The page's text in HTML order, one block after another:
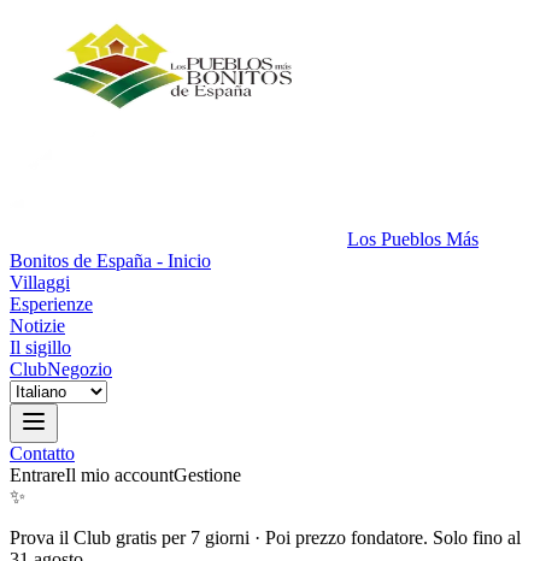
Los Pueblos Más
Bonitos de España - Inicio
Villaggi
Esperienze
Notizie
Il sigillo
ClubNegozio
Contatto
EntrareIl mio accountGestione
✨
Prova il Club gratis per 7 giorni · Poi prezzo fondatore. Solo fino al